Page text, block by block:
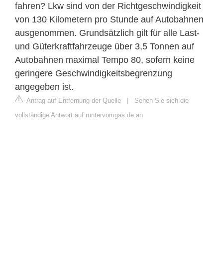
fahren? Lkw sind von der Richtgeschwindigkeit
von 130 Kilometern pro Stunde auf Autobahnen
ausgenommen. Grundsätzlich gilt für alle Last-
und Güterkraftfahrzeuge über 3,5 Tonnen auf
Autobahnen maximal Tempo 80, sofern keine
geringere Geschwindigkeitsbegrenzung
angegeben ist.
Antrag auf Entfernung der Quelle | Sehen Sie sich die
vollständige Antwort auf runtervomgas.de an